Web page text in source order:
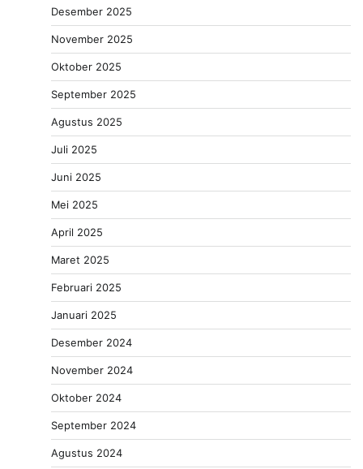
Desember 2025
November 2025
Oktober 2025
September 2025
Agustus 2025
Juli 2025
Juni 2025
Mei 2025
April 2025
Maret 2025
Februari 2025
Januari 2025
Desember 2024
November 2024
Oktober 2024
September 2024
Agustus 2024